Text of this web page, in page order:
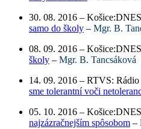
30. 08. 2016 –
samo do školy – Mgr. B.
08. 09. 2016 –
školy – Mgr. B. Tancsáková
14. 09. 2016 – RTVS:
sme tolerantní voči
05. 10. 2016 –
najzázračnejším spôsobom –